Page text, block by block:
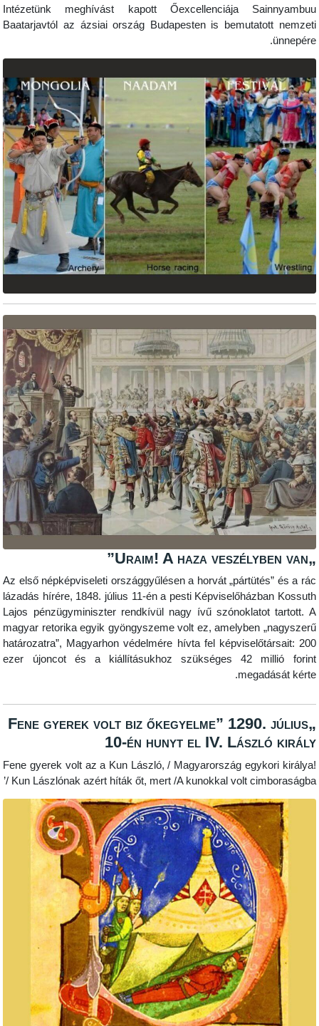
Intézetünk meghívást kapott Őexcellenciája
Baatarjavtól az ázsiai ország Budapesten is
Az első népképviseleti országgyűlésen a horvát
lázadás hírére, 1848. július 11-én a pesti
Lajos pénzügyminiszter rendkívül nagy ívű
magyar retorika egyik gyöngyszeme volt ez, amelyben
határozatra”, Magyarhon védelmére hívta fel
ezer újoncot és a kiállításukhoz szükséges 42
„Fene gyerek volt biz őkegyelme”
10-én hunyt el IV.
Fene gyerek volt az a Kun László, / Magyarország
/ Kun Lászlónak azért híták őt, mert /A kunokkal volt